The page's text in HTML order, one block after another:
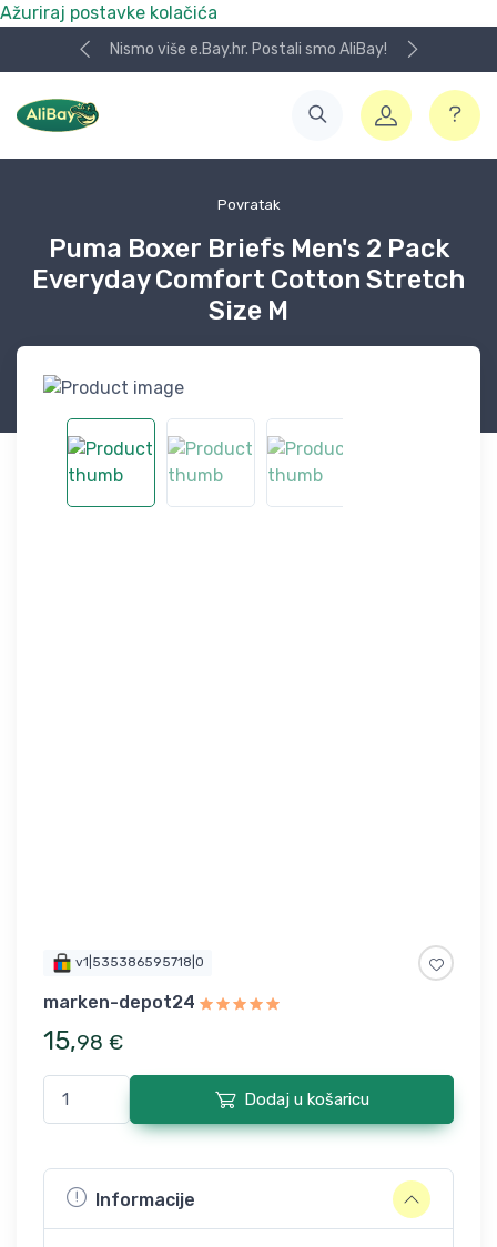
Ažuriraj postavke kolačića
Nismo više e.Bay.hr. Postali smo AliBay!
Povratak
Puma Boxer Briefs Men's 2 Pack
Everyday Comfort Cotton Stretch
Size M
v1|535386595718|0
marken-depot24
15,98 €
Dodaj u košaricu
Informacije